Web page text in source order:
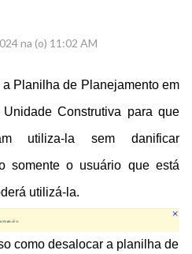
na (o) 11:02 AM
Planilha de Planejamento em
Construtiva para que
utiliza-la sem danificar
somente o usuário que está
utilizá-la.
como desalocar a planilha de